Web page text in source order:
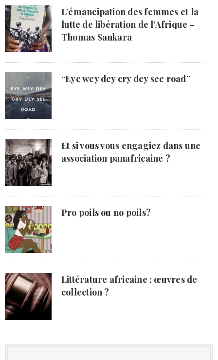
L’émancipation des femmes et la
lutte de libération de l’Afrique –
Thomas Sankara
“Eye wey dey cry dey see road”
Et si vous vous engagiez dans une
association panafricaine ?
Pro poils ou no poils?
Littérature africaine : œuvres de
collection ?